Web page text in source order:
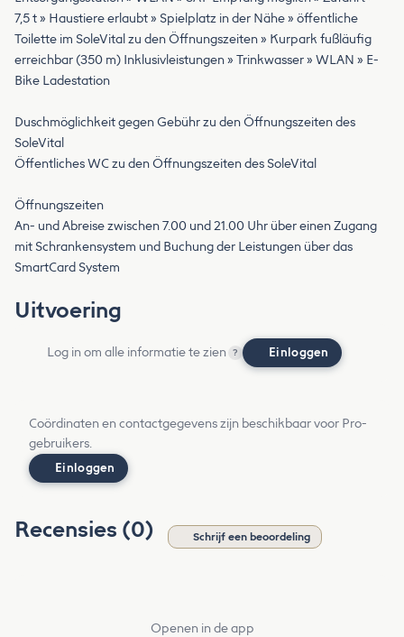
7,5 t » Haustiere erlaubt » Spielplatz in der Nähe » öffentliche
Toilette im SoleVital zu den Öffnungszeiten » Kurpark fußläufig
erreichbar (350 m) Inklusivleistungen » Trinkwasser » WLAN » E-
Bike Ladestation
Duschmöglichkeit gegen Gebühr zu den Öffnungszeiten des
SoleVital
Öffentliches WC zu den Öffnungszeiten des SoleVital
Öffnungszeiten
An- und Abreise zwischen 7.00 und 21.00 Uhr über einen Zugang
mit Schrankensystem und Buchung der Leistungen über das
SmartCard System
Uitvoering
Log in om alle informatie te zien ? Einloggen
Coördinaten en contactgegevens zijn beschikbaar voor Pro-
gebruikers.
Einloggen
Recensies (0) Schrijf een beoordeling
Openen in de app